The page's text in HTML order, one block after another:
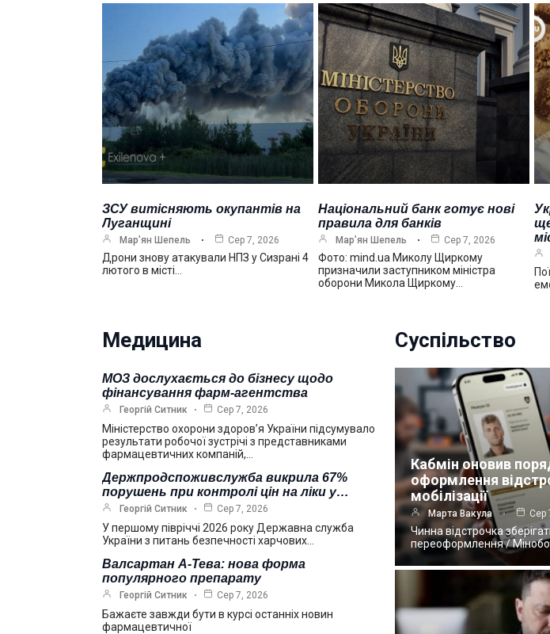
ЗСУ витісняють окупантів на
Луганщині
Мар’ян Шепель Сер 7, 2026
Дрони знову атакували НПЗ у Сизрані 4
лютого в місті…
Національний банк готує нові
правила для банків
Мар’ян Шепель Сер 7, 2026
Фото: mind.ua Миколу Щиркому
призначили заступником міністра
оборони Микола Щиркому…
Медицина
МОЗ дослухається до бізнесу щодо
фінансування фарм-агентства
Георгій Ситник Сер 7, 2026
Міністерство охорони здоров’я України підсумувало
результати робочої зустрічі з представниками
фармацевтичних компаній,…
Держпродспоживслужба викрила 67%
порушень при контролі цін на ліки у…
Георгій Ситник Сер 7, 2026
У першому півріччі 2026 року Державна служба
України з питань безпечності харчових…
Валсартан А-Тева: нова форма
популярного препарату
Георгій Ситник Сер 7, 2026
Бажаєте завжди бути в курсі останніх новин
фармацевтичної
Суспільство
Кабмін оновив
оформлення
мобілізації
Марта Вакула Сер
Чинна відстрочка
переоформлення /